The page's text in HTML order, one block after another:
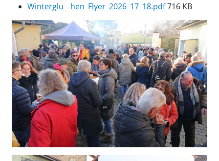
Winterglu__hen_Flyer_2026_17_18.pdf716 KB